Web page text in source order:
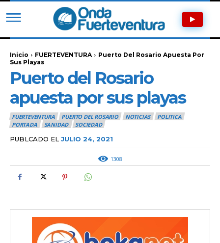
Inicio FUERTEVENTURA
Puerto Del Rosario Apuesta Por
Sus Playas
Puerto del Rosario
apuesta por sus playas
FUERTEVENTURA PUERTO DEL ROSARIO NOTICIAS
POLITICA
PORTADA
SANIDAD SOCIEDAD
PUBLCADO EL JULIO 24, 2021
1308